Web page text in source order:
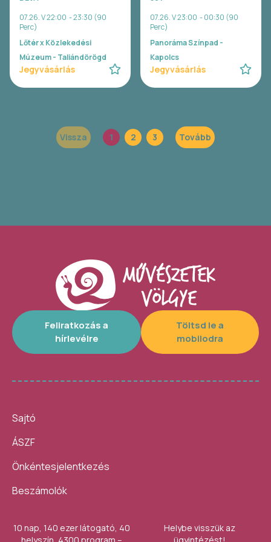
07.26. V 22:00 - 23:30 (90
Perc)
Lőtér x Közlekedési
Múzeum - Taliándörögd
Jegyvásárlás
07.26. V 23:00 - 00:30 (90
Perc)
Panoráma Színpad -
Kapolcs
Jegyvásárlás
Vissza 1 2 3 Tovább
Feliratkozás a
hírlevélre
Töltsd le a
mobilodra
Sajtó
ÁSZF
Önkéntesjelentkezés
Beszámolók
10 nap, 140 ezer látogató, 40
Helybe visszük az